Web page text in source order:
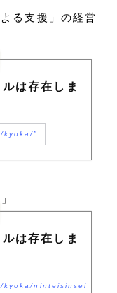
る支援」の経営
は存在しま
kyoka/
は存在しま